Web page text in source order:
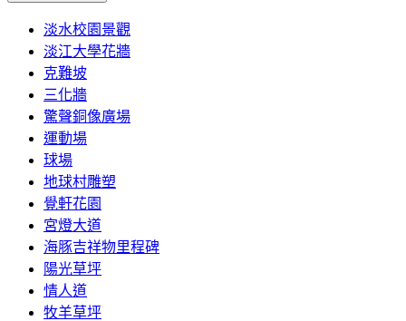
淡水校園景觀
淡江大學花牆
克難坡
三化牆
驚聲銅像廣場
運動場
球場
地球村雕塑
覺軒花園
宮燈大道
海豚吉祥物里程碑
陽光草坪
情人道
牧羊草坪